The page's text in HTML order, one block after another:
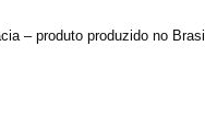
– produto produzido no Brasil